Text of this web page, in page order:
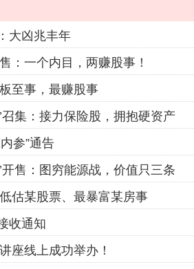
大凶兆丰年
：一个内目，两赚股事！
至事，最赚股事
召集：接力保险股，拥抱硬资产
参”通告
开售：图穷能源战，价值只三条
估某股票、最暴富某房事
收通知
座线上成功举办！